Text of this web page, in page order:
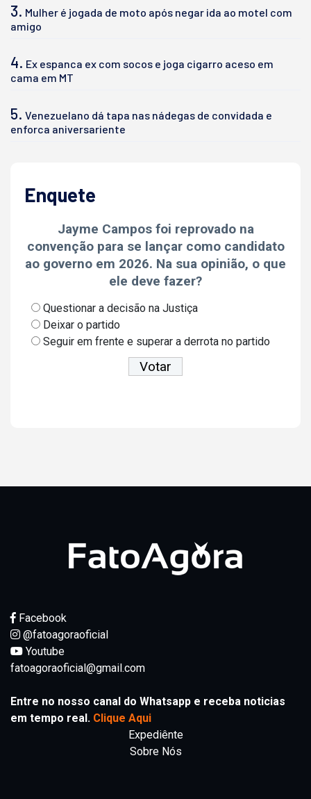
3. Mulher é jogada de moto após negar ida ao motel com
amigo
4. Ex espanca ex com socos e joga cigarro aceso em
cama em MT
5. Venezuelano dá tapa nas nádegas de convidada e
enforca aniversariente
Enquete
Jayme Campos foi reprovado na
convenção para se lançar como candidato
ao governo em 2026. Na sua opinião, o que
ele deve fazer?
Questionar a decisão na Justiça
Deixar o partido
Seguir em frente e superar a derrota no partido
Facebook
@fatoagoraoficial
Youtube
fatoagoraoficial@gmail.com
Entre no nosso canal do Whatsapp e receba noticias
em tempo real. Clique Aqui
Expediênte
Sobre Nós